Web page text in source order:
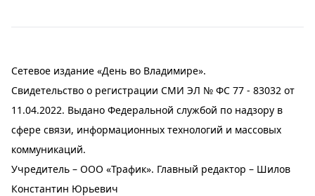
Сетевое издание «День во Владимире».
Свидетельство о регистрации СМИ ЭЛ № ФС 77 - 83032 от
11.04.2022. Выдано Федеральной службой по надзору в
сфере связи, информационных технологий и массовых
коммуникаций.
Учредитель – ООО «Трафик». Главный редактор – Шилов
Константин Юрьевич